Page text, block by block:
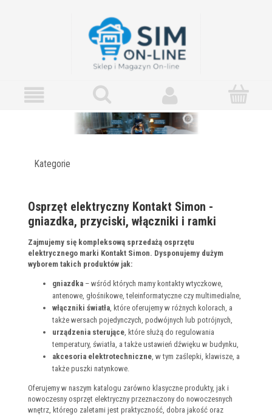
Kategorie
Osprzęt elektryczny Kontakt Simon -
gniazdka, przyciski, włączniki i ramki
Zajmujemy się kompleksową sprzedażą osprzętu
elektrycznego marki Kontakt Simon. Dysponujemy dużym
wyborem takich produktów jak:
gniazdka – wśród których mamy kontakty wtyczkowe,
antenowe, głośnikowe, teleinformatyczne czy multimedialne,
włączniki światła , które oferujemy w różnych kolorach, a
także wersach pojedynczych, podwójnych lub potrójnych,
urządzenia sterujące , które służą do regulowania
temperatury, światła, a także ustawień dźwięku w budynku,
akcesoria elektrotechniczne , w tym zaślepki, klawisze, a
także puszki natynkowe.
Oferujemy w naszym katalogu zarówno klasyczne produkty, jak i
nowoczesny osprzęt elektryczny przeznaczony do nowoczesnych
wnętrz, którego zaletami jest praktyczność, dobra jakość oraz